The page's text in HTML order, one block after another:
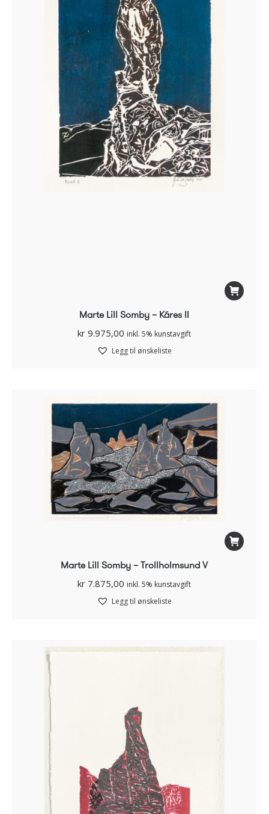
Marte Lill Somby – Káres II
kr 9.975,00 inkl. 5% kunstavgift
Legg til ønskeliste
Marte Lill Somby – Trollholmsund V
kr 7.875,00 inkl. 5% kunstavgift
Legg til ønskeliste